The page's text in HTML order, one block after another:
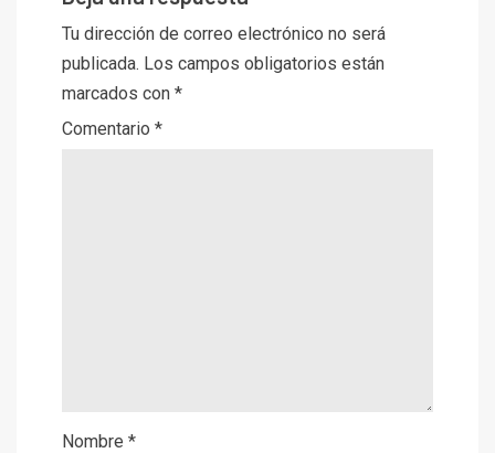
Tu dirección de correo electrónico no será
publicada. Los campos obligatorios están
marcados con *
Comentario *
Nombre *